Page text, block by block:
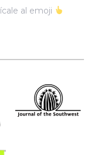
al emoji